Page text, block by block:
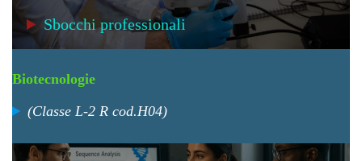
Sbocchi professionali
Biotecnologie
(Classe L-2 R cod.H04)